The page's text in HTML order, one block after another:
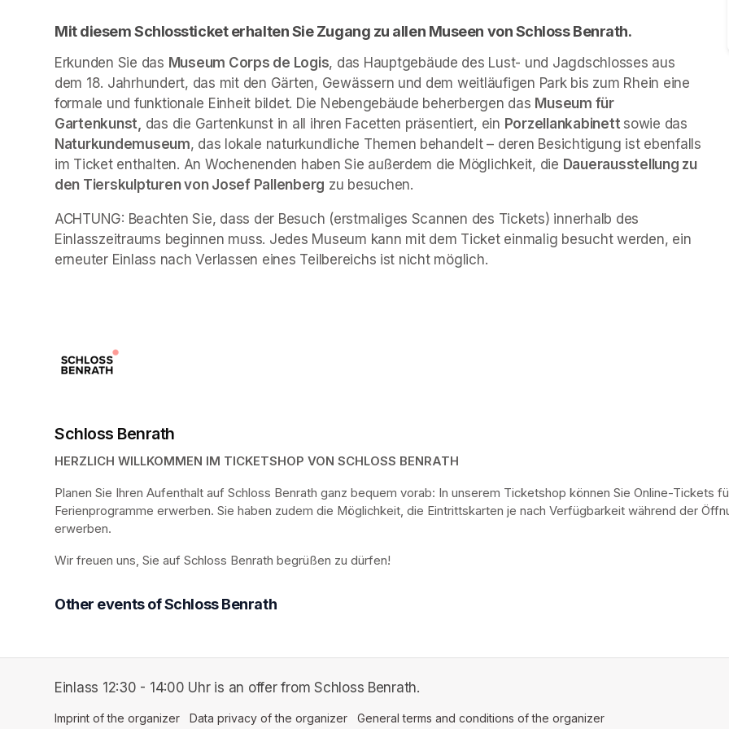
Mit diesem Schlossticket erhalten Sie Zugang zu allen Museen von Schloss Benrath.
Erkunden Sie das Museum Corps de Logis, das Hauptgebäude des Lust- und Jagdschlosses aus
dem 18. Jahrhundert, das mit den Gärten, Gewässern und dem weitläufigen Park bis zum Rhein eine
formale und funktionale Einheit bildet. Die Nebengebäude beherbergen das Museum für
Gartenkunst, das die Gartenkunst in all ihren Facetten präsentiert, ein Porzellankabinett
Naturkundemuseum, das lokale naturkundliche Themen behandelt – deren Besichtigung ist ebenfalls
im Ticket enthalten. An Wochenenden haben Sie außerdem die Möglichkeit, die Dauerausstellung zu
den Tierskulpturen von Josef Pallenberg zu besuchen.
ACHTUNG: Beachten Sie, dass der Besuch (erstmaliges Scannen des Tickets) innerhalb des
Einlasszeitraums beginnen muss. Jedes Museum kann mit dem Ticket einmalig besucht werden, ein
erneuter Einlass nach Verlassen eines Teilbereichs ist nicht möglich.
Schloss Benrath
HERZLICH WILLKOMMEN IM TICKETSHOP VON SCHLOSS BENRATH
Planen Sie Ihren Aufenthalt auf Schloss Benrath ganz bequem vorab: In unserem Ticketshop können Sie Online-Tickets
Ferienprogramme erwerben. Sie haben zudem die Möglichkeit, die Eintrittskarten je nach Verfügbarkeit während der
erwerben.
Wir freuen uns, Sie auf Schloss Benrath begrüßen zu dürfen!
Other events of Schloss Benrath
Einlass 12:30 - 14:00 Uhr is an offer from Schloss Benrath.
Imprint of the organizer (opens in a new tab)
Data privacy of the organizer (opens in a new tab)
General terms and conditions of the organizer